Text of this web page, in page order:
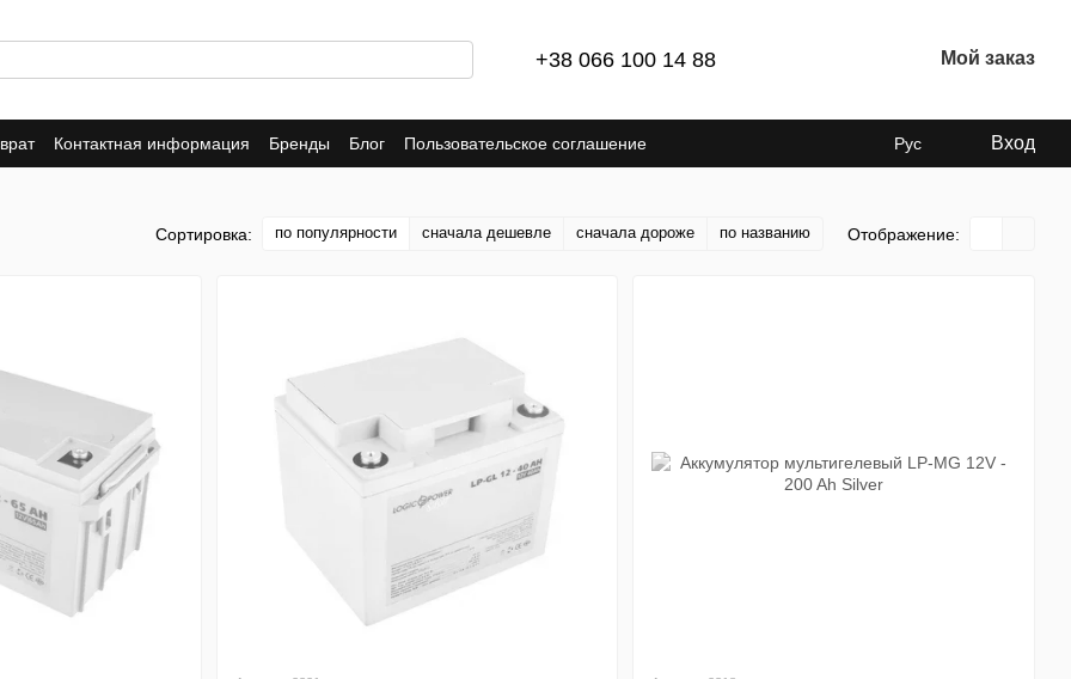
+38 066 100 14 88 Мой заказ
Контактная информация Бренды Блог
Пользовательское соглашение
Рус Вход
Сортировка: по популярности сначала дешевле сначала дороже по названию Отображение: